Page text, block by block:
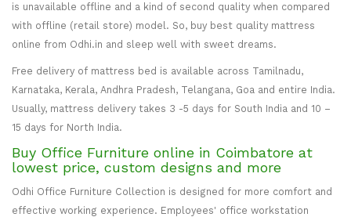
is unavailable offline and a kind of second quality when compared
with offline (retail store) model. So, buy best quality mattress
online from Odhi.in and sleep well with sweet dreams.
Free delivery of mattress bed is available across Tamilnadu,
Karnataka, Kerala, Andhra Pradesh, Telangana, Goa and entire India.
Usually, mattress delivery takes 3 -5 days for South India and 10 –
15 days for North India.
Buy Office Furniture online in Coimbatore at
lowest price, custom designs and more
Odhi Office Furniture Collection is designed for more comfort and
effective working experience. Employees' office workstation